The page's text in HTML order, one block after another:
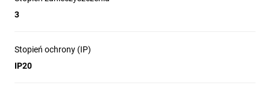
3
Stopień ochrony (IP)
IP20